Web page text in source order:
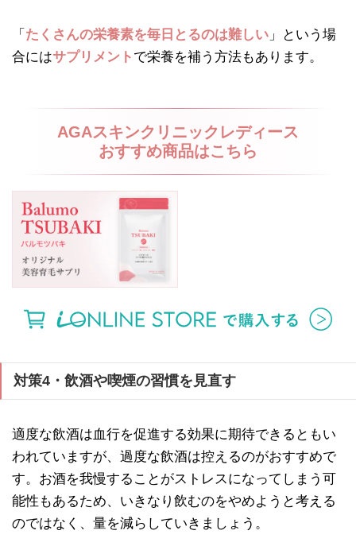
「 たくさんの栄養素を毎日とるのは難しい 」という場
合にはサプリメント で栄養を補う方法もあります。
AGAスキンクリニックレディース
おすすめ商品はこちら
対策4・飲酒や喫煙の習慣を見直す
適度な飲酒は血行を促進する効果に期待できるともい
われていますが、過度な飲酒は控えるのがおすすめで
す。お酒を我慢することがストレスになってしまう可
能性もあるため、いきなり飲むのをやめようと考える
のではなく、量を減らしていきましょう。